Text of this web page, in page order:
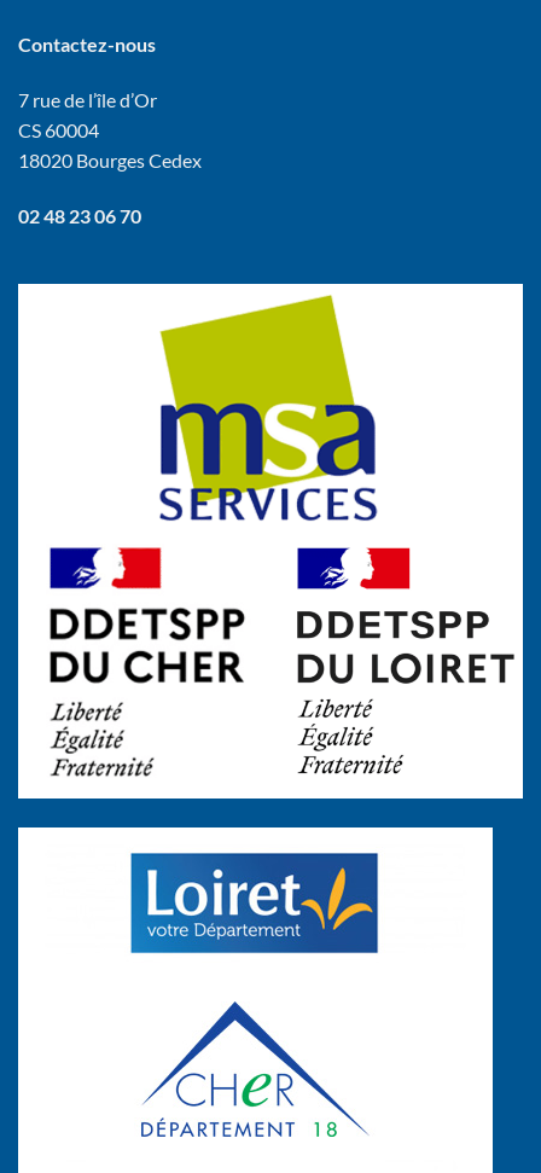
Contactez-nous
7 rue de l’île d’Or
CS 60004
18020 Bourges Cedex
02 48 23 06 70